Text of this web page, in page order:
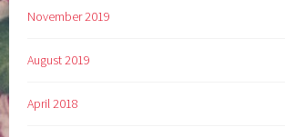
November 2019
August 2019
April 2018